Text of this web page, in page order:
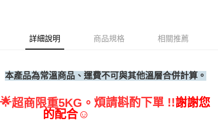
詳細說明 商品規格 相關推薦
本產品為常溫商品、運費不可與其他溫層合併計算。
🌟超商限重5KG。 煩請斟酌下單 !!謝謝您
的配合☺